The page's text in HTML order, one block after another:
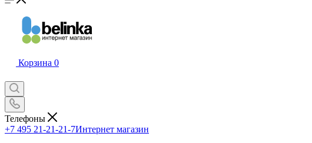
Корзина 0
Телефоны
+7 495 21-21-21-7Интернет магазин